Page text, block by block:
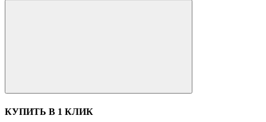
КУПИТЬ В 1 КЛИК